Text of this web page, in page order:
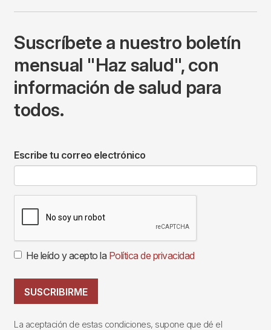
Suscríbete a nuestro boletín
mensual "Haz salud", con
información de salud para
todos.
Escribe tu correo electrónico
He leído y acepto la Política de privacidad
SUSCRIBIRME
La aceptación de estas condiciones, supone que dé el